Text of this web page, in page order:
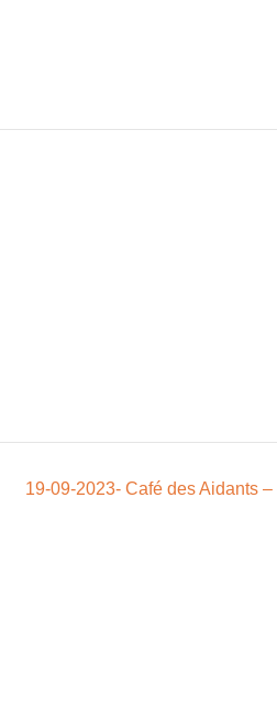
19-09-2023- Café des Aidants